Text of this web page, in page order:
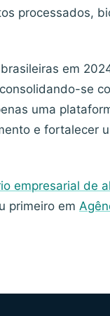
processados,
em
se
uma
e fortalecer
empresarial de
primeiro em